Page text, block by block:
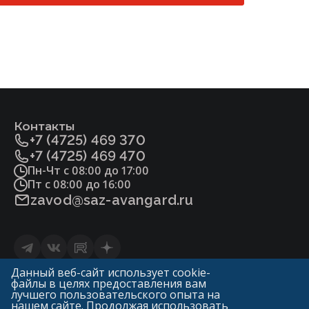
«мягкое» (Фторопласт-4 ГОСТ10007)
«металл по металлу»
Уплотнение сальника
ТРГ
0
22294686-2012].pdf
IV. Газель (до 1,5 тонн)
Контакты
+7 (4725) 469 370
+7 (4725) 469 470
Пн-Чт с 08:00 до 17:00
Пт с 08:00 до 16:00
zavod@saz-avangard.ru
Статьи
Политика конфиденциальности и обработки
персональных данных
Данный веб-сайт использует cookie-
файлы в целях предоставления вам
лучшего пользовательского опыта на
нашем сайте. Продолжая использовать